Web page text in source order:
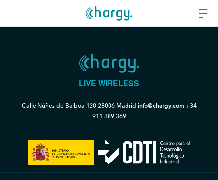
LIVE WIRELESS
Calle Núñez de Balboa 12028006 Madrid info@chargy.com +34
911 389 369